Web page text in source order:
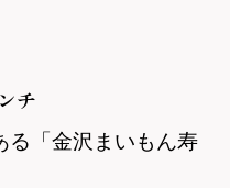
チ
る「金沢まいもん寿